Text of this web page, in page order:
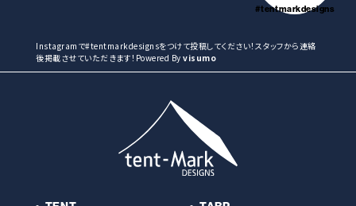
#tentmarkdesigns
Instagramで#tentmarkdesignsをつけて投稿してください！スタッフから連絡
後掲載させていただきます！Powered By visumo